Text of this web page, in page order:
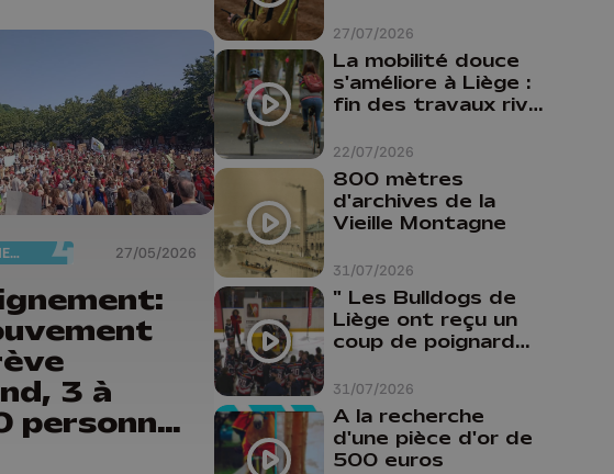
ENSEIGNEMENT 27/05/2026
3 à
27/07/2026
province de Liège :
"Un citoyen qui
n'est formé ne
peut pas nous
aider"
22/07/2026
La mobilité douce
s'améliore à Liège :
fin des travaux rive
cyclo-piétonnes
Avroy et
Guillemins...
31/07/2026
800 mètres
d'archives de la
Vieille Montagne
31/07/2026
" Les Bulldogs de
Liège ont reçu un
coup de poignard
A la recherche
d'une pièce d'or de
500 euros